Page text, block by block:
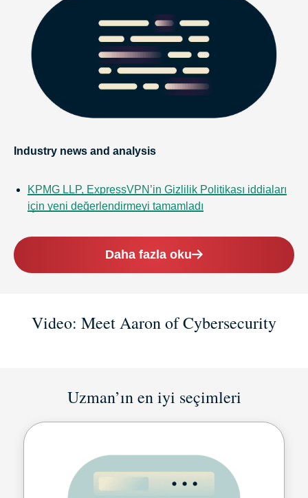
Industry news and analysis
KPMG LLP, ExpressVPN’in Gizlilik Politikası iddiaları
için yeni değerlendirmeyi tamamladı
Daha fazla oku
Video: Meet Aaron of Cybersecurity
Uzman’ın en iyi seçimleri